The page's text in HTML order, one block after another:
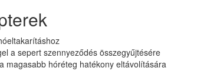
a sepert szennyeződés összegyűjtésére
magasabb hóréteg hatékony eltávolítására